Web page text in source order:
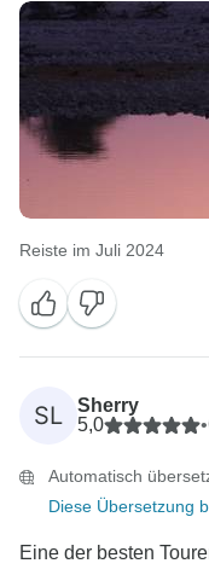
Reiste im Juli 2024
SL
Sherry
5,0
•
Automatisch
Diese Übersetzung
Eine der besten